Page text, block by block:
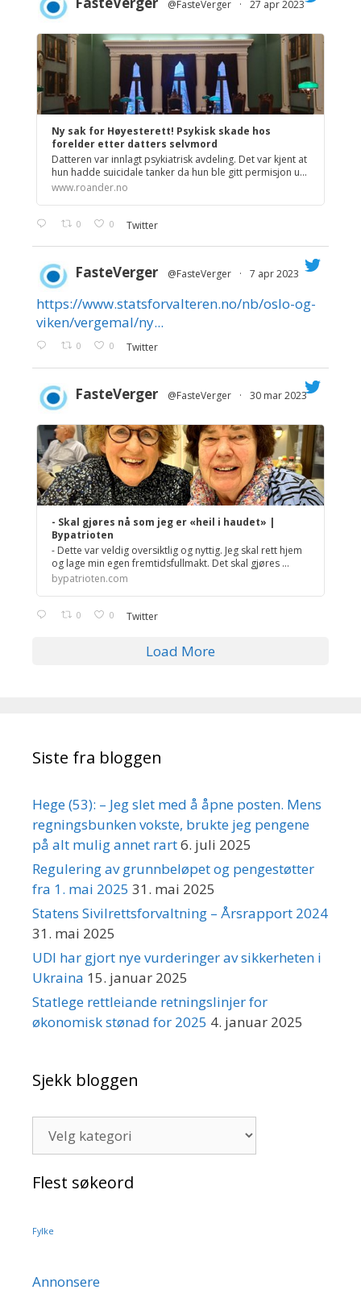
;
@FasteVerger · 27 apr 2023
Ny sak for Høyesterett! Psykisk skade hos
forelder etter datters selvmord
Datteren var innlagt psykiatrisk avdeling. Det var kjent at
hun hadde suicidale tanker da hun ble gitt permisjon u...
www.roander.no
0 0 Twitter
;
FasteVerger @FasteVerger · 7 apr 2023
https://www.statsforvalteren.no/nb/oslo-og-
viken/vergemal/ny...
0 0 Twitter
;
FasteVerger @FasteVerger · 30 mar 2023
- Skal gjøres nå som jeg er «heil i haudet» |
Bypatrioten
- Dette var veldig oversiktlig og nyttig. Jeg skal rett hjem
og lage min egen fremtidsfullmakt. Det skal gjøres ...
bypatrioten.com
0 0 Twitter
Load More
Siste fra bloggen
Hege (53): – Jeg slet med å åpne posten. Mens
regningsbunken vokste, brukte jeg pengene
på alt mulig annet rart6. juli 2025
Regulering av grunnbeløpet og pengestøtter
fra 1. mai 2025 31. mai 2025
Statens Sivilrettsforvaltning – Årsrapport 2024
31. mai 2025
UDI har gjort nye vurderinger av sikkerheten i
Ukraina 15. januar 2025
Statlege rettleiande retningslinjer for
økonomisk stønad for 2025 4. januar 2025
Sjekk bloggen
bloggen
Flest søkeord
Fylke
Annonsere